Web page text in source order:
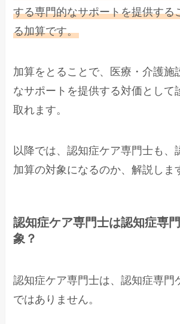
する専門的なサポートを提供する
る加算です。
加算をとることで、医療・介護施
なサポートを提供する対価として
取れます。
以降では、認知症ケア専門士も、
加算の対象になるのか、解説しま
認知症ケア専門士は認知症専
象？
認知症ケア専門士は、認知症専門
ではありません。